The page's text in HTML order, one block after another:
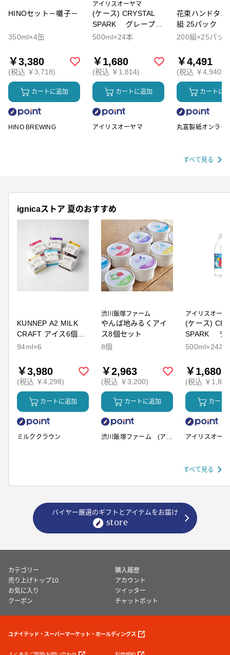
HINOセット－囃子－
350ml×4缶
￥3,380
(税込 ￥3,718)
カートに追加
HINO BREWING
アイリスオーヤマ
(ケース) CRYSTAL
SPARK グレープソ
ーダ
500ml×24本
￥1,680
(税込 ￥1,814)
カートに追加
アイリスオーヤマ
花束ハンドタオ
組 25パック
200組×25パッ
￥4,491
(税込 ￥4,940)
カートに
丸富製紙オンライ
すべて見る
ignicaストア 夏のおすすめ
KUNNEP A2 MILK
CRAFT アイス6個セ
ット
94ml×6
￥3,980
(税込 ￥4,298)
カートに追加
ミルククラウン
渋川飯塚ファーム
やんば地みるくアイ
ス8個セット
8個
￥2,963
(税込 ￥3,200)
カートに追加
渋川飯塚ファーム (アイ
アイリスオーヤ
(ケース)
SPARK ラ
500ml×24本
￥1,680
(税込 ￥
カート
アイリスオー
すべて見る
バイヤー厳選のギフトとアイテムをお届け
カテゴリー
購入履歴
売り上げトップ10
アカウント
お気に入り
ツイッター
クーポン
チャットボット
ユナイテッド・スーパーマーケット・ホールディングス